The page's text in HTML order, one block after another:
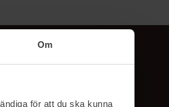
Om
för att du ska kunna
Følg oss